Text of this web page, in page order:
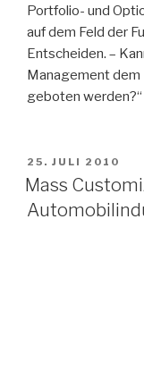
Portfolio- und
auf dem Feld der
Entscheiden. –
Management
geboten werden?“
AM
25. JULI 2010
Mass